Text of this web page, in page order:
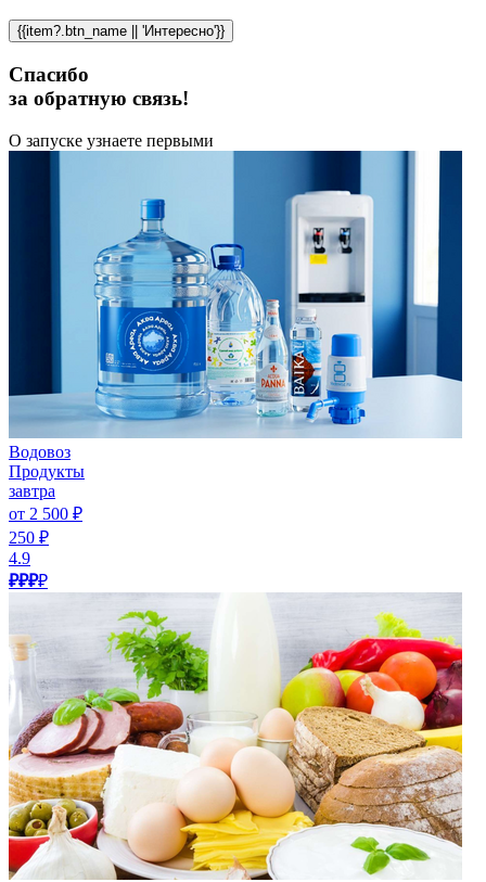
{{item?.btn_name || 'Интересно'}}
Спасибо
за обратную связь!
О запуске узнаете первыми
Водовоз
Продукты
завтра
от 2 500 ₽
250 ₽
4.9
₽₽₽₽